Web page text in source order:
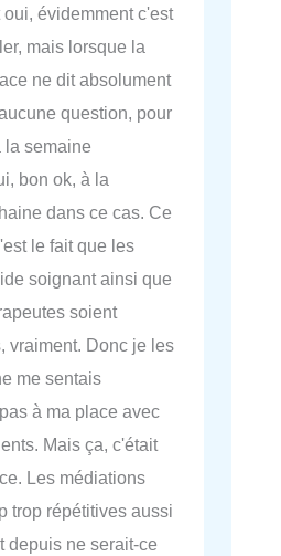
évidemment c'est
mais lorsque la
ne dit absolument
question, pour
la semaine
bon ok, à la
dans ce cas. Ce
le fait que les
soignant ainsi que
soient
vraiment. Donc je les
me sentais
à ma place avec
Mais ça, c'était
Les médiations
trop répétitives aussi
depuis ne serait-ce